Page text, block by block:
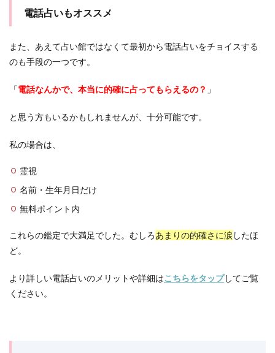
電話占いもオススメ
また、あえて占い館ではなくて最初から電話占いをチョイスする
のも手段の一つです。
「電話なんかで、本当に的確に占ってもらえるの？ 」
と思う方もいるかもしれませんが、十分可能です。
私の場合は、
霊視
名前・生年月日だけ
無料ポイント内
これらの鑑定で大満足でした。むしろあまりの的確さに涙 したほ
ど。
より詳しい電話占いのメリットや詳細はこちらをタップしてご覧
ください。